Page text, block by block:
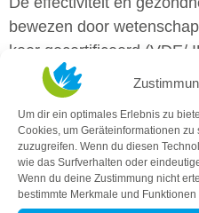
Um dir ein optimales Erlebnis zu
Cookies, um Geräteinformationen
zuzugreifen. Wenn du diesen
wie das Surfverhalten oder
Wenn du deine Zustimmung nicht
bestimmte Merkmale und
bewezen door
keer gecertificeerd (VDE/
®
door aanzienlijk minder
luchtafvoersystemen,
de zomer duur gekoelde)
wordt geblazen maar in